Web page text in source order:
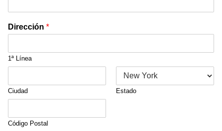
Dirección *
1ª Línea
Ciudad Estado
Código Postal